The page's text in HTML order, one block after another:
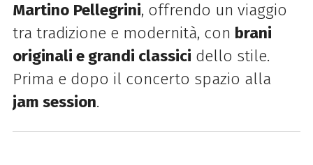
Martino Pellegrini, offrendo un viaggio
tra tradizione e modernità, con brani
originali e grandi classici dello stile.
Prima e dopo il concerto spazio alla
jam session.